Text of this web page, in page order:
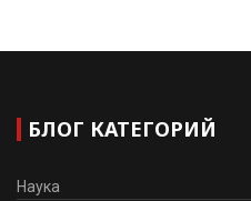
БЛОГ КАТЕГОРИЙ
Наука